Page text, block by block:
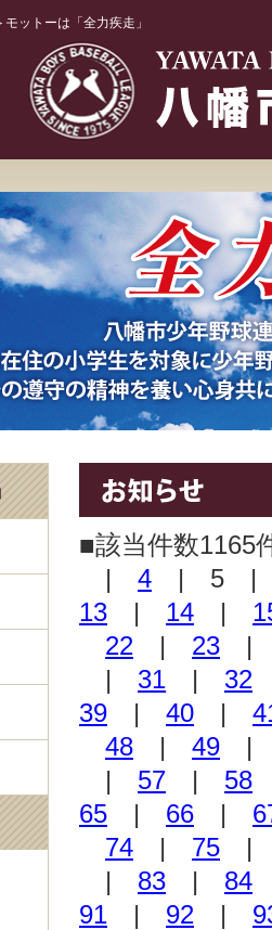
ットーは「全力疾走」
■該当件数
| 4 | 5
13 | 14 |
22 | 23
| 31 | 32
39 | 40 |
48 | 49
| 57 | 58
65 | 66 |
74 | 75
| 83 | 84
91 | 92 |